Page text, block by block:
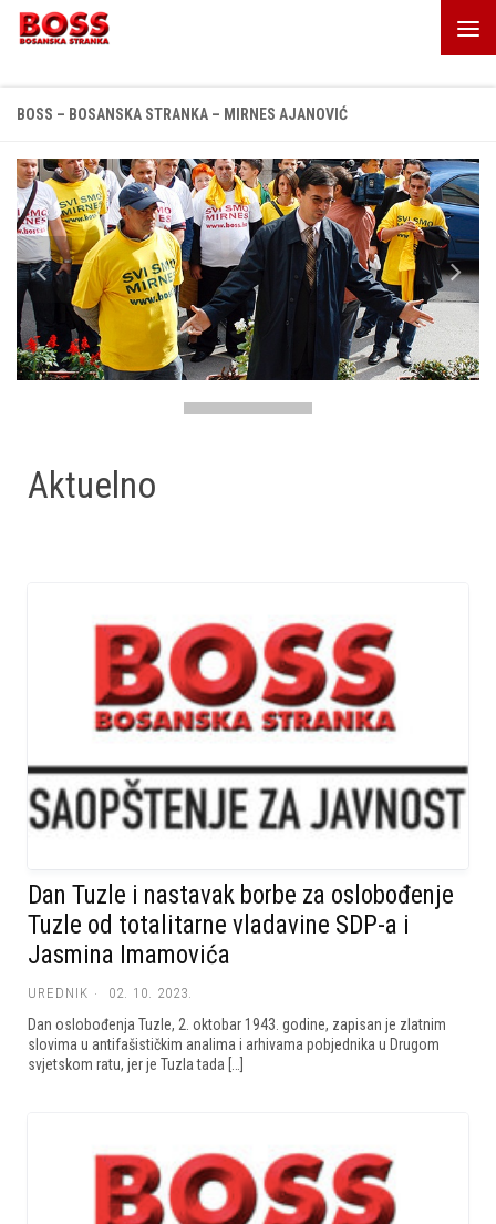
Skip to content
BOSS – BOSANSKA STRANKA – MIRNES AJANOVIĆ
Aktuelno
Dan Tuzle i nastavak borbe za oslobođenje
Tuzle od totalitarne vladavine SDP-a i
Jasmina Imamovića
UREDNIK 02. 10. 2023.
Dan oslobođenja Tuzle, 2. oktobar 1943. godine, zapisan je zlatnim
slovima u antifašističkim analima i arhivama pobjednika u Drugom
svjetskom ratu, jer je Tuzla tada […]